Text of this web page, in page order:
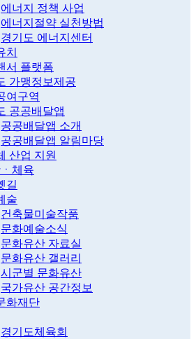
에너지 정책 사업
에너지절약 실천방법
경기도 에너지센터
치
서 플랫폼
가맹정보제공
여구역
공공배달앱
공공배달앱 소개
공공배달앱 알림마당
산업 지원
체육
길
술
건축물미술작품
문화예술소식
문화유산 자료실
문화유산 갤러리
시군별 문화유산
국가유산 공간정보
화재단
경기도체육회